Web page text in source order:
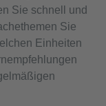
Sie schnell und
Sie
Einheiten